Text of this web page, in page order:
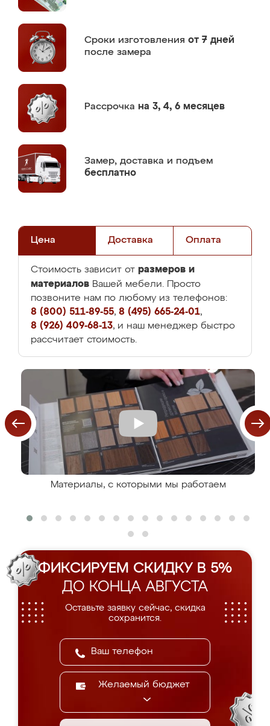
Сроки изготовления от 7 дней
после замера
Рассрочка на 3, 4, 6 месяцев
Замер, доставка и подъем
бесплатно
Цена Доставка Оплата
Стоимость зависит от размеров и
материалов Вашей мебели. Просто
позвоните нам по любому из телефонов:
8 (800) 511-89-55, 8 (495) 665-24-01,
8 (926) 409-68-13, и наш менеджер быстро
рассчитает стоимость.
Материалы, с которыми мы работаем
ФИКСИРУЕМ СКИДКУ В 5%
ДО КОНЦА АВГУСТА
Оставьте заявку сейчас, скидка
сохранится.
Желаемый бюджет